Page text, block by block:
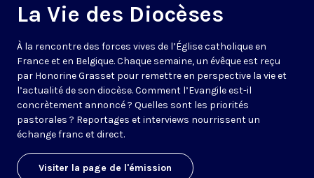
La Vie des Diocèses
À la rencontre des forces vives de l’Église catholique en
France et en Belgique. Chaque semaine, un évêque est reçu
par Honorine Grasset pour remettre en perspective la vie et
l’actualité de son diocèse. Comment l’Evangile est-il
concrètement annoncé ? Quelles sont les priorités
pastorales ? Reportages et interviews nourrissent un
échange franc et direct.
Visiter la page de l'émission